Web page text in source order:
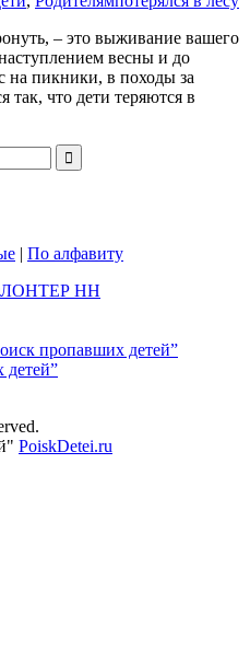
– это выживание вашего
весны и до
на пикники, в походы за
так, что дети теряются в
| По алфавиту
PoiskDetei.ru